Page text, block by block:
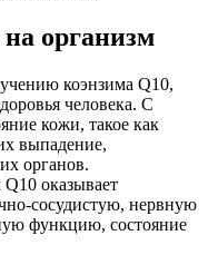
организм
коэнзима Q10,
человека. С
кожи, такое как
выпадение,
органов.
оказывает
сосудистую, нервную
функцию, состояние